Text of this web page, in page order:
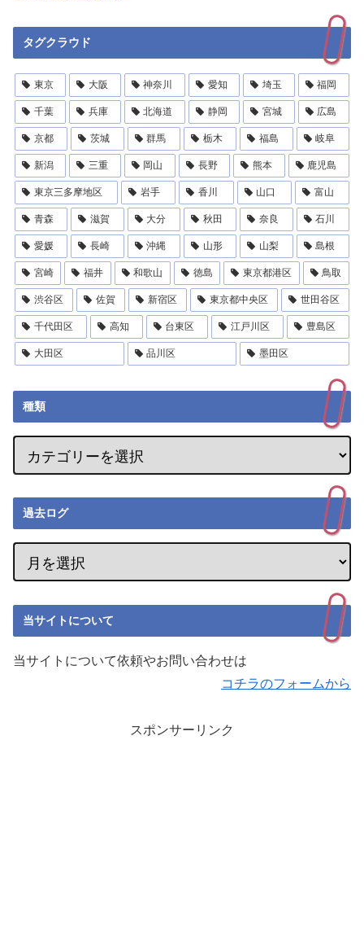
タグクラウド
東京 大阪 神奈川 愛知 埼玉 福岡
千葉 兵庫 北海道 静岡 宮城 広島
京都 茨城 群馬 栃木 福島 岐阜
新潟 三重 岡山 長野 熊本 鹿児島
東京三多摩地区 岩手 香川 山口 富山
青森 滋賀 大分 秋田 奈良 石川
愛媛 長崎 沖縄 山形 山梨 島根
宮崎 福井 和歌山 徳島 東京都港区 鳥取
渋谷区 佐賀 新宿区 東京都中央区 世田谷区
千代田区 高知 台東区 江戸川区 豊島区
大田区 品川区 墨田区
種類
過去ログ
当サイトについて
当サイトについて依頼やお問い合わせは
コチラのフォームから
スポンサーリンク